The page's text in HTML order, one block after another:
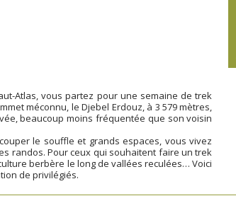
Atlas, vous partez pour une semaine de trek
méconnu, le Djebel Erdouz, à 3 579 mètres,
beaucoup moins fréquentée que son voisin
le souffle et grands espaces, vous vivez
randos. Pour ceux qui souhaitent faire un trek
berbère le long de vallées reculées… Voici
de privilégiés.